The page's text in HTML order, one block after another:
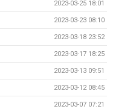
2023-03-25 18:01
2023-03-23 08:10
2023-03-18 23:52
2023-03-17 18:25
2023-03-13 09:51
2023-03-12 08:45
2023-03-07 07:21